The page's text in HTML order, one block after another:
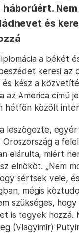
háborúért.
és
a békét
keresi az
és kész a
az America című
hétfőn közölt
leszögezte,
a
elárulta, miért
elnököt. „Nem
sértsek vele,
mégis
szükséges,
is tegyek hozzá.
(Vlagyimir)